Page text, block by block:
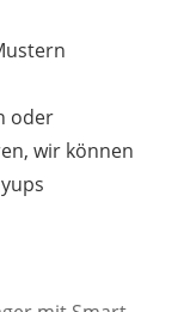
oder
wir können